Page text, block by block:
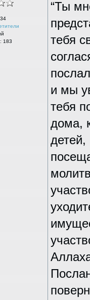
34
183
“Ты
тебя
и мы
тебя
дома,